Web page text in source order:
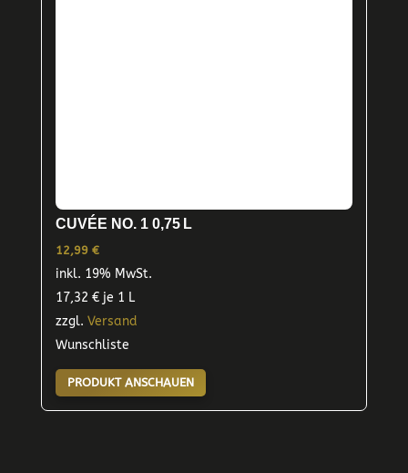
CUVÉE NO. 1 0,75 L
12,99 €
inkl. 19% MwSt.
17,32 €je 1 L
zzgl. Versand
Wunschliste
PRODUKT ANSCHAUEN